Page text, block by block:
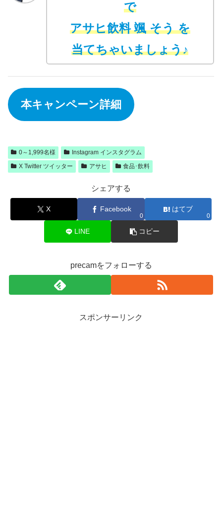
で
アサヒ飲料 颯 そう を
当てちゃいましょう♪
本キャンペーン詳細
0～1,999名様
Instagram インスタグラム
X Twitter ツイッター
アサヒ 食品･飲料
シェアする
X Facebook
0
はてブ
0
LINE コピー
precamをフォローする
スポンサーリンク